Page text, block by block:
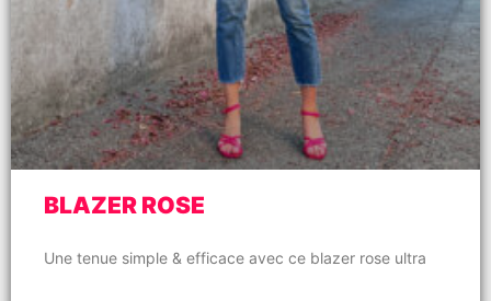
BLAZER ROSE
Une tenue simple & efficace avec ce blazer rose ultra